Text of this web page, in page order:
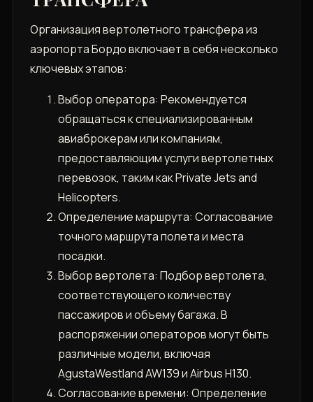
Организация вертолетного трансфера из
аэропорта Бордо включает в себя несколько
ключевых этапов:
Выбор оператора: Рекомендуется
обращаться к специализированным
авиаброкерам или компаниям,
предоставляющим услуги вертолетных
перевозок, таким как Private Jets and
Helicopters.
Определение маршрута: Согласование
точного маршрута полета и места
посадки.
Выбор вертолета: Подбор вертолета,
соответствующего количеству
пассажиров и объему багажа. В
распоряжении операторов могут быть
различные модели, включая
AgustaWestland AW139 и Airbus H130.
Согласование времени: Определение